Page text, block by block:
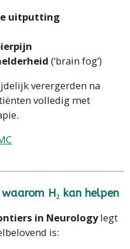
uitputting
(‘brain fog’)
verergerden na
volledig met
H₂ kan helpen
in Neurologylegt
is: